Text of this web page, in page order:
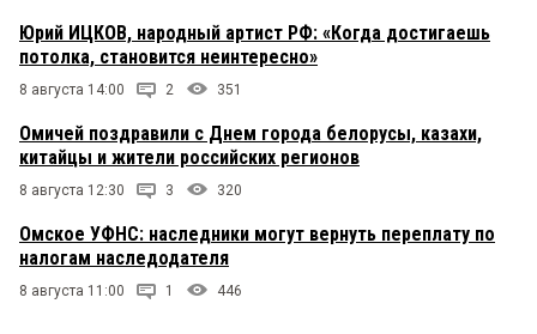
Юрий ИЦКОВ, народный артист РФ: «Когда достигаешь
потолка, становится неинтересно»
8 августа 14:00 2 351
Омичей поздравили с Днем города белорусы, казахи,
китайцы и жители российских регионов
8 августа 12:30 3 320
Омское УФНС: наследники могут вернуть переплату по
налогам наследодателя
8 августа 11:00 1 446